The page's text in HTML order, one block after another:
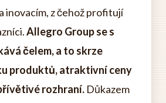
inovacím, z čehož profitují
Allegro Group se s
čelem, a to skrze
produktů, atraktivní ceny
rozhraní. Důkazem